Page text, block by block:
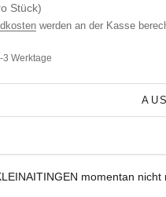
Stück)
werden an der Kasse
3 Werktage
momentan nicht